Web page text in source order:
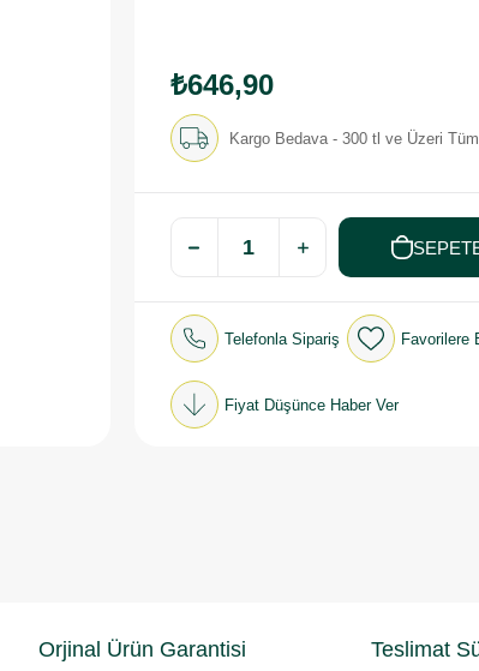
₺646,90
Kargo Bedava - 300 tl ve Üzeri
Telefonla Sipariş Favorilere
Fiyat Düşünce Haber Ver
Orjinal Ürün Garantisi Teslimat